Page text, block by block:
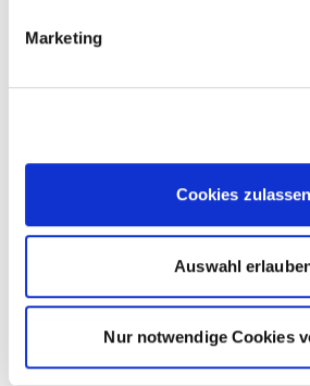
Marketing
Cookies zulassen
Auswahl
Nur notwendige Cookies